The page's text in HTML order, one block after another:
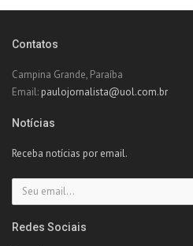
Contatos
Campina Grande, Paraíba
Email: paulojornalista@uol.com.br
Notícias
Receba notícias por email.
Redes Sociais